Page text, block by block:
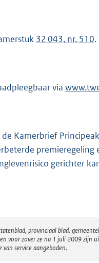
32 043, nr. 510.
via E
k
:
de Kamerbrief
premieregeling
gerichter
provinciaal blad,
voor zover ze na 1 juli 2009
service aangeboden.